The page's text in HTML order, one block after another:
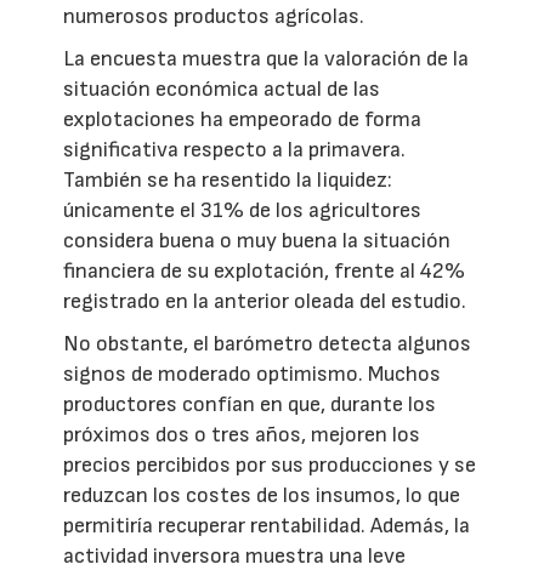
numerosos productos agrícolas.
La encuesta muestra que la valoración de la
situación económica actual de las
explotaciones ha empeorado de forma
significativa respecto a la primavera.
También se ha resentido la liquidez:
únicamente el 31% de los agricultores
considera buena o muy buena la situación
financiera de su explotación, frente al 42%
registrado en la anterior oleada del estudio.
No obstante, el barómetro detecta algunos
signos de moderado optimismo. Muchos
productores confían en que, durante los
próximos dos o tres años, mejoren los
precios percibidos por sus producciones y se
reduzcan los costes de los insumos, lo que
permitiría recuperar rentabilidad. Además, la
actividad inversora muestra una leve